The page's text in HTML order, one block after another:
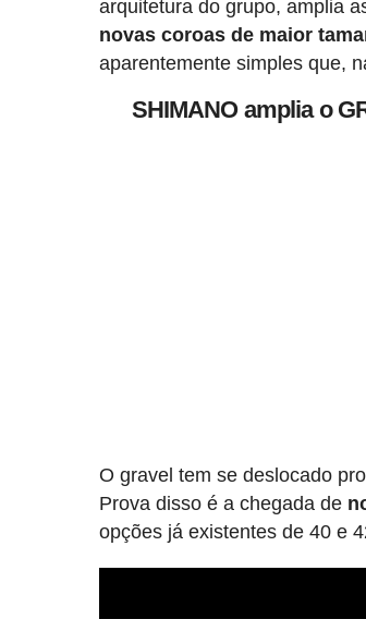
arquitetura do grupo, amplia
novas coroas de maior
aparentemente simples que,
SHIMANO amplia o
O gravel tem se deslocado
Prova disso é a chegada de
opções já existentes de 40 e